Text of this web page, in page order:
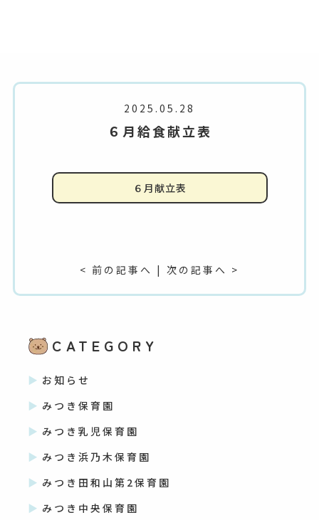
2025.05.28
６月給食献立表
６月献立表
< 前の記事へ | 次の記事へ >
CATEGORY
お知らせ
みつき保育園
みつき乳児保育園
みつき浜乃木保育園
みつき田和山第2保育園
みつき中央保育園